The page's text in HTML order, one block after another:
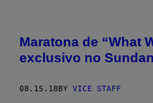
Maratona de “What
exclusivo no
08.15.18BY VICE STAFF